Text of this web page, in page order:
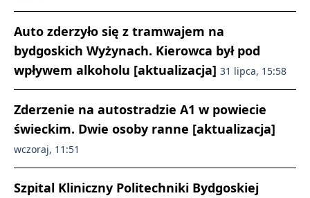
Auto zderzyło się z tramwajem na
bydgoskich Wyżynach. Kierowca był pod
wpływem alkoholu [aktualizacja] 31 lipca, 15:58
Zderzenie na autostradzie A1 w powiecie
świeckim. Dwie osoby ranne [aktualizacja]
wczoraj, 11:51
Szpital Kliniczny Politechniki Bydgoskiej